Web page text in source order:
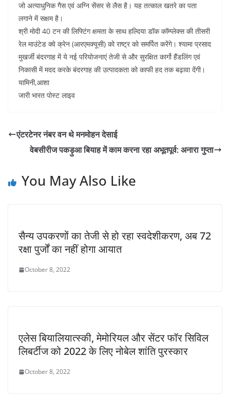
जो अत्याधुनिक गैस एवं अग्नि सेंसर से लैस है। यह तत्काल खतरे का पता
लगाने में सक्षम है।
श्री मोदी 40 टन की लिफ्टिंग क्षमता के साथ हल्दिया डॉक कॉम्प्लेक्स की तीसरी
रेल माउंटेड क्वे क्रेन (आरएमक्यूसी) को राष्ट्र को समर्पित करेंगे। श्यामा प्रसाद
मुखर्जी बंदरगाह में ये नई परियोजनाएं तेजी से और सुरक्षित कार्गो हैंडलिंग एवं
निकासी में मदद करके बंदरगाह की उत्पादकता को काफी हद तक बढ़ावा देंगी।
यामिनी,आशा
जारी भारत पोस्ट लाइव
एंटरटेनर नंबर वन थे मनमोहन देसाई
वेबसीरीज पकड़ुआ बियाह में काम करना रहा अभूतपूर्व: अनारा गुप्ता
You May Also Like
सैन्य उपकरणों का तेजी से हो रहा स्वदेशीकरण, अब 72
रक्षा पुर्जों का नहीं होगा आयात
October 8, 2022
एलेस बियालियात्स्की, मेमोरियल और सेंटर फॉर सिविल
लिबर्टीज को 2022 के लिए नोबेल शांति पुरस्कार
October 8, 2022